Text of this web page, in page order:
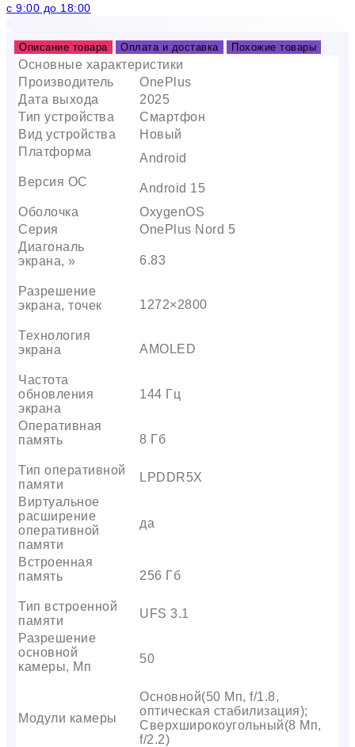
с 9:00 до 18:00
Описание товара Оплата и доставка Похожие товары
Основные характеристики
Производитель
OnePlus
Дата выхода
2025
Тип устройства
Смартфон
Вид устройства
Новый
Платформа
Android
Версия ОС
Android 15
Оболочка
OxygenOS
Серия
OnePlus Nord 5
Диагональ
экрана, »
6.83
Разрешение
экрана, точек
1272×2800
Технология
экрана
AMOLED
Частота
обновления
экрана
144 Гц
Оперативная
память
8 Гб
Тип оперативной
памяти
LPDDR5X
Виртуальное
расширение
оперативной
памяти
да
Встроенная
память
256 Гб
Тип встроенной
памяти
UFS 3.1
Разрешение
основной
камеры, Мп
50
Модули камеры
Основной(50 Мп, f/1.8,
оптическая стабилизация);
Сверхширокоугольный(8 Мп,
f/2.2)